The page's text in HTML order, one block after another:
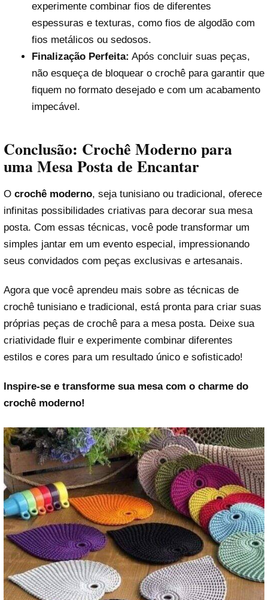
experimente combinar fios de diferentes
espessuras e texturas, como fios de algodão com
fios metálicos ou sedosos.
Finalização Perfeita: Após concluir suas peças,
não esqueça de bloquear o crochê para garantir que
fiquem no formato desejado e com um acabamento
impecável.
Conclusão: Crochê Moderno para
uma Mesa Posta de Encantar
O crochê moderno, seja tunisiano ou tradicional, oferece
infinitas possibilidades criativas para decorar sua mesa
posta. Com essas técnicas, você pode transformar um
simples jantar em um evento especial, impressionando
seus convidados com peças exclusivas e artesanais.
Agora que você aprendeu mais sobre as técnicas de
crochê tunisiano e tradicional, está pronta para criar suas
próprias peças de crochê para a mesa posta. Deixe sua
criatividade fluir e experimente combinar diferentes
estilos e cores para um resultado único e sofisticado!
Inspire-se e transforme sua mesa com o charme do
crochê moderno!